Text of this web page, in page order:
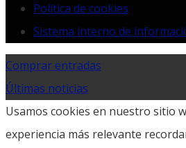
Política de cookies
Sistema interno de
Comprar entradas
Últimas noticias
Usamos cookies en nuestro sitio
experiencia más relevante